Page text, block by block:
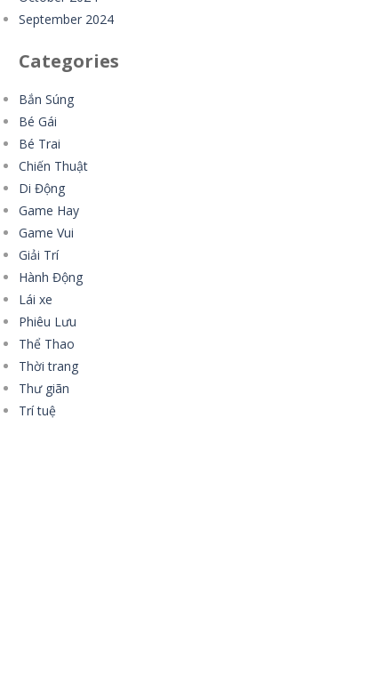
September 2024
Categories
Bắn Súng
Bé Gái
Bé Trai
Chiến Thuật
Di Động
Game Hay
Game Vui
Giải Trí
Hành Động
Lái xe
Phiêu Lưu
Thể Thao
Thời trang
Thư giãn
Trí tuệ